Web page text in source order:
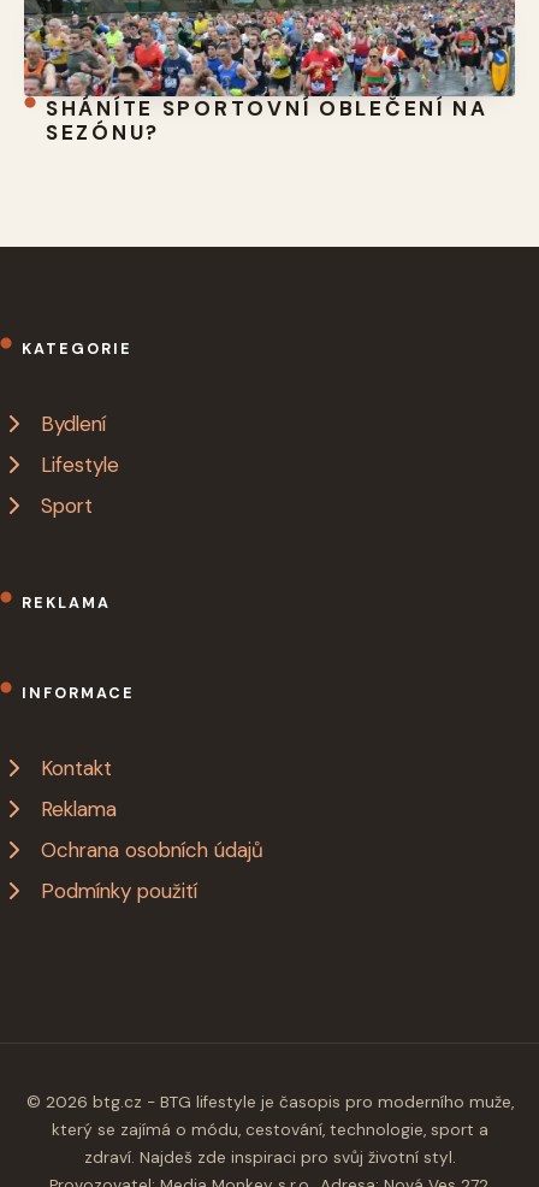
SHÁNÍTE SPORTOVNÍ OBLEČENÍ NA
SEZÓNU?
KATEGORIE
Bydlení
Lifestyle
Sport
REKLAMA
INFORMACE
Kontakt
Reklama
Ochrana osobních údajů
Podmínky použití
© 2026 btg.cz - BTG lifestyle je časopis pro moderního muže,
který se zajímá o módu, cestování, technologie, sport a
zdraví. Najdeš zde inspiraci pro svůj životní styl.